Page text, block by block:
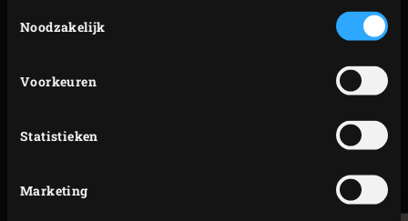
Noodzakelijk
Voorkeuren
Statistieken
Marketing
GERELATEERDE